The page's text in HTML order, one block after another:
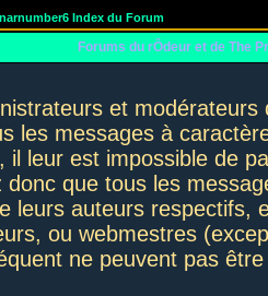
Index du Forum
Forums du rÔdeur et de The
et
les messages à
il leur est impossible de
donc que tous les
leurs auteurs respectifs,
ou webmestres
ne peuvent pas